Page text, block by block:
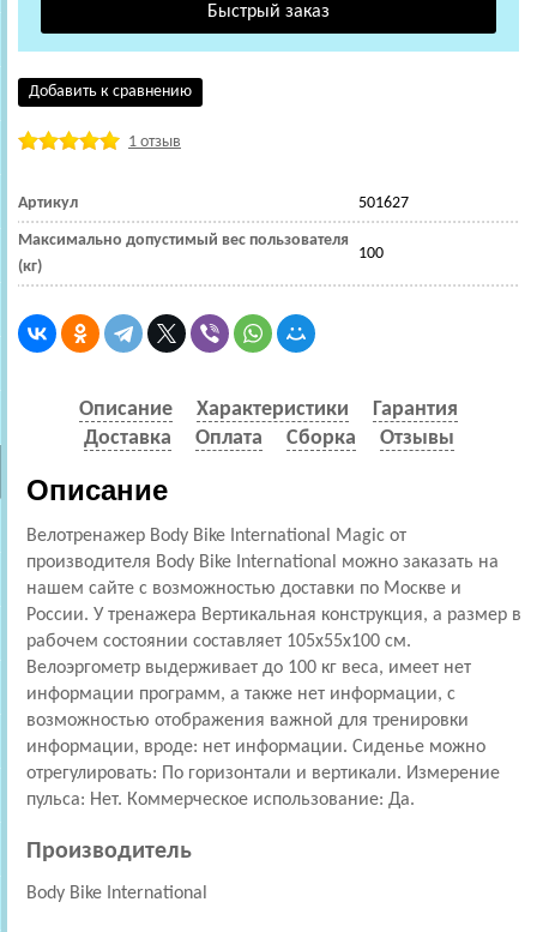
Добавить к сравнению
1 отзыв
Артикул 501627
Максимально допустимый вес пользователя
(кг)
100
Описание Характеристики
Гарантия
Доставка
Оплата Сборка Отзывы
Описание
Велотренажер Body Bike International Magic от
производителя Body Bike International можно заказать на
нашем сайте с возможностью доставки по Москве и
России. У тренажера Вертикальная конструкция, а размер в
рабочем состоянии составляет 105x55x100 см.
Велоэргометр выдерживает до 100 кг веса, имеет нет
информации программ, а также нет информации, с
возможностью отображения важной для тренировки
информации, вроде: нет информации. Сиденье можно
отрегулировать: По горизонтали и вертикали. Измерение
пульса: Нет. Коммерческое использование: Да.
Производитель
Body Bike International